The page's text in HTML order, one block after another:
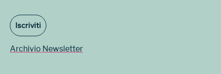
Iscriviti
Archivio Newsletter